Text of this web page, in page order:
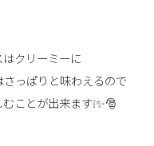
クリーミーに
っぱりと味わえるので
ことが出来ます❕✨🎅